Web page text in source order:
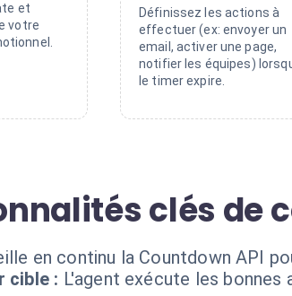
et
votre
Définissez les actions à
effectuer (ex: envoyer un
email, activer une page,
notifier les équipes)
le timer expire.
clés de
en continu la Countdown API
cible : L'agent exécute les